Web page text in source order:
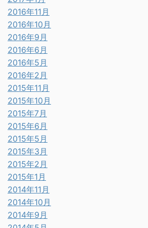
2016年11月
2016年10月
2016年9月
2016年6月
2016年5月
2016年2月
2015年11月
2015年10月
2015年7月
2015年6月
2015年5月
2015年3月
2015年2月
2015年1月
2014年11月
2014年10月
2014年9月